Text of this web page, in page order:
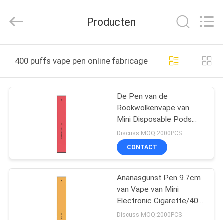
PRODUCTEN
ONGEVEER
ONS
Rights
by
Producten
400 puffs vape pen online fabricage
De Pen van de
Rookwolkenvape van
Mini Disposable Pods
1.2ml 400 van de
aardbeigunst
Discuss MOQ:2000PCS
CONTACT
Ananasgunst Pen 9.7cm
van Vape van Mini
Electronic Cigarette/400
Rookwolken Lengte
Discuss MOQ:2000PCS